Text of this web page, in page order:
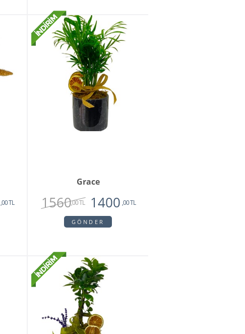
,00 TL
Grace
1560,00 TL 1400 ,00 TL
GÖNDER